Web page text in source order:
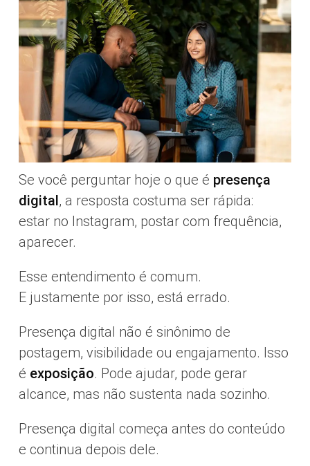
Se você perguntar hoje o que é presença
digital, a resposta costuma ser rápida:
estar no Instagram, postar com frequência,
aparecer.
Esse entendimento é comum.
E justamente por isso, está errado.
Presença digital não é sinônimo de
postagem, visibilidade ou engajamento. Isso
é exposição. Pode ajudar, pode gerar
alcance, mas não sustenta nada sozinho.
Presença digital começa antes do conteúdo
e continua depois dele.